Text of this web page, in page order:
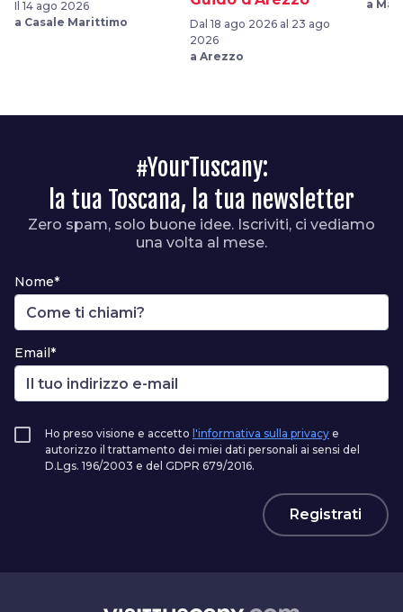
Il 14 ago 2026
a Casale Marittimo
Dal 18 ago 2026 al 23 ago
2026
a Arezzo
a
#YourTuscany:
la tua Toscana, la tua newsletter
Zero spam, solo buone idee. Iscriviti, ci vediamo
una volta al mese.
Nome*
Email*
Ho preso visione e accetto l'informativa sulla privacy e
autorizzo il trattamento dei miei dati personali ai sensi del
D.Lgs. 196/2003 e del GDPR 679/2016.
Registrati